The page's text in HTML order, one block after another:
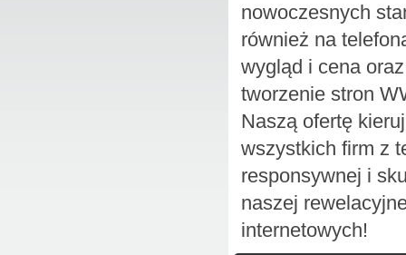
nowoczesnych
również na
wygląd i cena
tworzenie stron
Naszą ofertę
wszystkich firm z
responsywnej i
naszej
internetowych!